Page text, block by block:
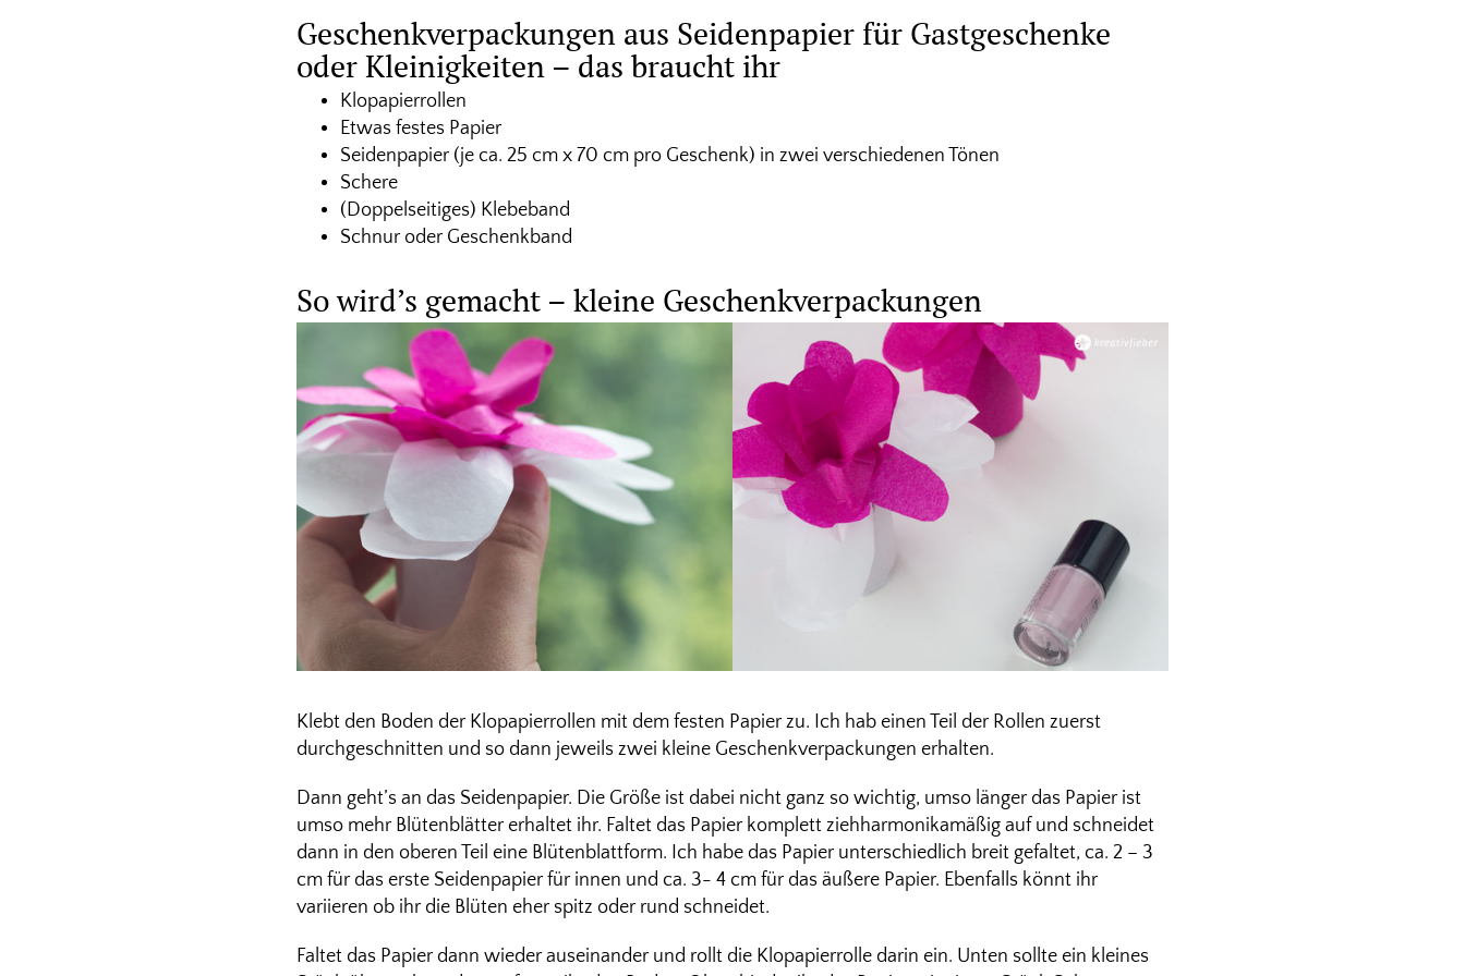
Geschenkverpackungen aus Seidenpapier für Gastgeschenke
oder Kleinigkeiten – das braucht ihr
Klopapierrollen
Etwas festes Papier
Seidenpapier (je ca. 25 cm x 70 cm pro Geschenk) in zwei verschiedenen Tönen
Schere
(Doppelseitiges) Klebeband
Schnur oder Geschenkband
So wird’s gemacht – kleine Geschenkverpackungen
Klebt den Boden der Klopapierrollen mit dem festen Papier zu. Ich hab einen Teil der Rollen zuerst
durchgeschnitten und so dann jeweils zwei kleine Geschenkverpackungen erhalten.
Dann geht’s an das Seidenpapier. Die Größe ist dabei nicht ganz so wichtig, umso länger das Papier ist
umso mehr Blütenblätter erhaltet ihr. Faltet das Papier komplett ziehharmonikamäßig auf und schneidet
dann in den oberen Teil eine Blütenblattform. Ich habe das Papier unterschiedlich breit gefaltet, ca. 2 – 3
cm für das erste Seidenpapier für innen und ca. 3- 4 cm für das äußere Papier. Ebenfalls könnt ihr
variieren ob ihr die Blüten eher spitz oder rund schneidet.
Faltet das Papier dann wieder auseinander und rollt die Klopapierrolle darin ein. Unten sollte ein kleines